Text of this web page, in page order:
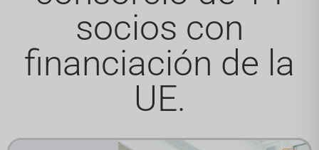
socios con
financiación de la
UE.